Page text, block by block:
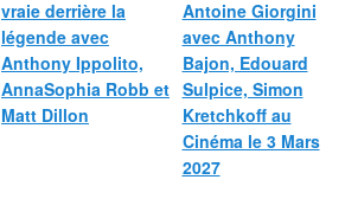
vraie derrière la
légende avec
Anthony Ippolito,
AnnaSophia Robb et
Matt Dillon
Antoine Giorgini
avec Anthony
Bajon, Edouard
Sulpice, Simon
Kretchkoff au
Cinéma le 3 Mars
2027